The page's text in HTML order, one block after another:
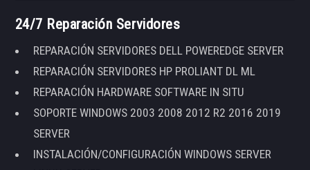
24/7 Reparación Servidores
REPARACIÓN SERVIDORES DELL POWEREDGE SERVER
REPARACIÓN SERVIDORES HP PROLIANT DL ML
REPARACIÓN HARDWARE SOFTWARE IN SITU
SOPORTE WINDOWS 2003 2008 2012 R2 2016 2019
SERVER
INSTALACIÓN/CONFIGURACIÓN WINDOWS SERVER